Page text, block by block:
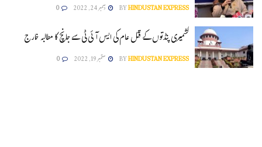
BYHINDUSTAN EXPRESS دسمبر 24, 2022 0
کشمیری پنڈتوں کے قتل عام کی ایس آئی ٹی سے جانچ کا مطالبہ خارج
BYHINDUSTAN EXPRESS ستمبر 19, 2022 0